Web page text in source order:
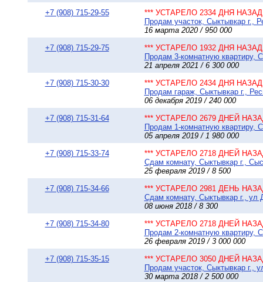
+7 (908) 715-29-55
*** УСТАРЕЛО 2334 ДНЯ НАЗАД
Продам участок, Сыктывкар г.,
16 марта 2020 / 950 000
+7 (908) 715-29-75
*** УСТАРЕЛО 1932 ДНЯ НАЗАД
Продам 3-комнатную квартиру,
21 апреля 2021 / 6 300 000
+7 (908) 715-30-30
*** УСТАРЕЛО 2434 ДНЯ НАЗАД
Продам гараж, Сыктывкар г.,
06 декабря 2019 / 240 000
+7 (908) 715-31-64
*** УСТАРЕЛО 2679 ДНЕЙ
Продам 1-комнатную квартиру,
05 апреля 2019 / 1 980 000
+7 (908) 715-33-74
*** УСТАРЕЛО 2718 ДНЕЙ
Сдам комнату, Сыктывкар г.,
25 февраля 2019 / 8 500
+7 (908) 715-34-66
*** УСТАРЕЛО 2981 ДЕНЬ
Сдам комнату, Сыктывкар г., ул
08 июня 2018 / 8 300
+7 (908) 715-34-80
*** УСТАРЕЛО 2718 ДНЕЙ
Продам 2-комнатную квартиру,
26 февраля 2019 / 3 000 000
+7 (908) 715-35-15
*** УСТАРЕЛО 3050 ДНЕЙ
Продам участок, Сыктывкар г.,
30 марта 2018 / 2 500 000